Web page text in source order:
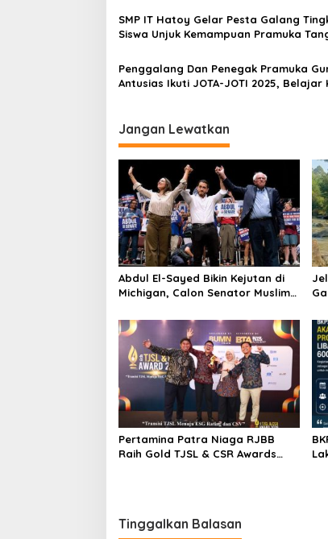
s
SMP IT Hatoy Gelar Pesta Galang
Siswa Unjuk Kemampuan Pramuka
Penggalang Dan Penegak Pramuka
Antusias Ikuti JOTA-JOTI 2025, Belajar
Jangan Lewatkan
Abdul El-Sayed Bikin Kejutan di
Michigan, Calon Senator Muslim
Pertamina Patra Niaga RJBB
Raih Gold TJSL & CSR Awards
Tinggalkan Balasan